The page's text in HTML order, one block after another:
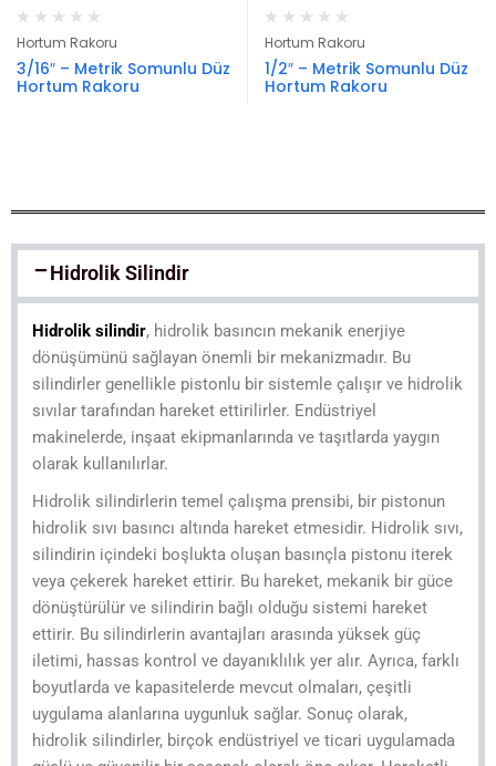
Hortum Rakoru
3/16″ – Metrik Somunlu Düz
Hortum Rakoru
Hortum Rakoru
1/2″ – Metrik Somunlu Düz
Hortum Rakoru
Hidrolik Silindir
Hidrolik silindir, hidrolik basıncın mekanik enerjiye
dönüşümünü sağlayan önemli bir mekanizmadır. Bu
silindirler genellikle pistonlu bir sistemle çalışır ve hidrolik
sıvılar tarafından hareket ettirilirler. Endüstriyel
makinelerde, inşaat ekipmanlarında ve taşıtlarda yaygın
olarak kullanılırlar.
Hidrolik silindirlerin temel çalışma prensibi, bir pistonun
hidrolik sıvı basıncı altında hareket etmesidir. Hidrolik sıvı,
silindirin içindeki boşlukta oluşan basınçla pistonu iterek
veya çekerek hareket ettirir. Bu hareket, mekanik bir güce
dönüştürülür ve silindirin bağlı olduğu sistemi hareket
ettirir. Bu silindirlerin avantajları arasında yüksek güç
iletimi, hassas kontrol ve dayanıklılık yer alır. Ayrıca, farklı
boyutlarda ve kapasitelerde mevcut olmaları, çeşitli
uygulama alanlarına uygunluk sağlar. Sonuç olarak,
hidrolik silindirler, birçok endüstriyel ve ticari uygulamada